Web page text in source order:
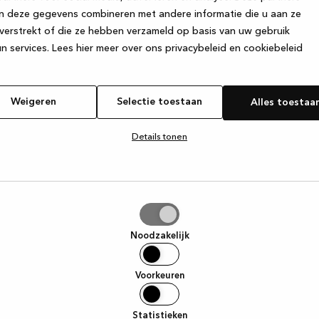
deze gegevens combineren met andere informatie die u aan ze
of die ze hebben verzameld op basis van uw gebruik
services. Lees hier meer over ons privacybeleid en cookiebeleid
Weigeren Selectie toestaan Alles
Details tonen
Noodzakelijk
Voorkeuren
Statistieken
has occurred while loadingwww.kvik.nl (see the